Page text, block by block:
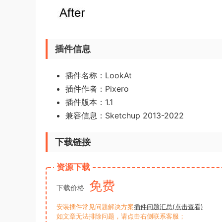
插件信息
插件名称：LookAt
插件作者：Pixero
插件版本：1.1
兼容信息：Sketchup 2013-2022
下载链接
资源下载
下载价格 免费
安装插件常见问题解决方案插件问题汇总(点击查看)
如文章无法排除问题，请点击右侧联系客服；